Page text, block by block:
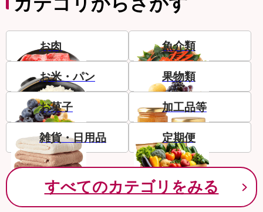
お肉 魚介類
お米・パン 果物類
お菓子 加工品等
雑貨・日用品 定期便
すべてのカテゴリをみる